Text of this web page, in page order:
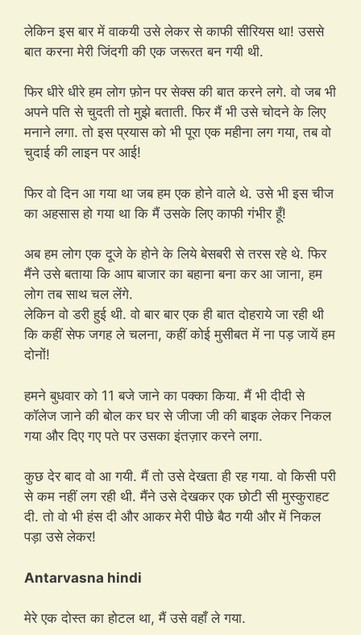
लेकिन इस बार में वाकयी उसे लेकर से काफी सीरियस था! उससे
बात करना मेरी जिंदगी की एक जरूरत बन गयी थी.
फिर धीरे धीरे हम लोग फ़ोन पर सेक्स की बात करने लगे. वो जब भी
अपने पति से चुदती तो मुझे बताती. फिर मैं भी उसे चोदने के लिए
मनाने लगा. तो इस प्रयास को भी पूरा एक महीना लग गया, तब वो
चुदाई की लाइन पर आई!
फिर वो दिन आ गया था जब हम एक होने वाले थे. उसे भी इस चीज
का अहसास हो गया था कि मैं उसके लिए काफी गंभीर हूँ!
अब हम लोग एक दूजे के होने के लिये बेसबरी से तरस रहे थे. फिर
मैंने उसे बताया कि आप बाजार का बहाना बना कर आ जाना, हम
लोग तब साथ चल लेंगे.
लेकिन वो डरी हुई थी. वो बार बार एक ही बात दोहराये जा रही थी
कि कहीं सेफ जगह ले चलना, कहीं कोई मुसीबत में ना पड़ जायें हम
दोनों!
हमने बुधवार को 11 बजे जाने का पक्का किया. मैं भी दीदी से
कॉलेज जाने की बोल कर घर से जीजा जी की बाइक लेकर निकल
गया और दिए गए पते पर उसका इंतज़ार करने लगा.
कुछ देर बाद वो आ गयी. मैं तो उसे देखता ही रह गया. वो किसी परी
से कम नहीं लग रही थी. मैंने उसे देखकर एक छोटी सी मुस्कुराहट
दी. तो वो भी हंस दी और आकर मेरी पीछे बैठ गयी और में निकल
पड़ा उसे लेकर!
Antarvasna hindi
मेरे एक दोस्त का होटल था, मैं उसे वहाँ ले गया.